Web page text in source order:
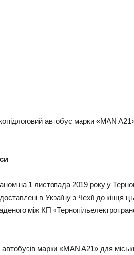
автобус марки «MAN
на 1 листопада 2019 року у
в Україну з Чехії до кінця
між КП
автобусів марки «MAN A21» для